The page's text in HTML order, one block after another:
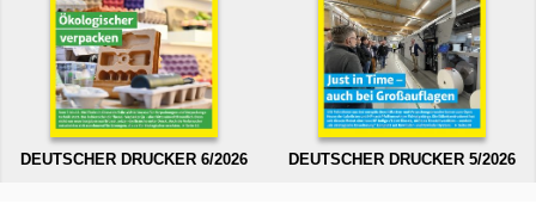
DEUTSCHER DRUCKER 6/2026 DEUTSCHER DRUCKER 5/2026